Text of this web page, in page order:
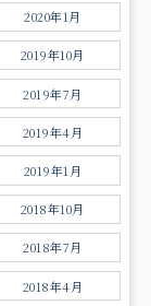
2020年1月
2019年10月
2019年7月
2019年4月
2019年1月
2018年10月
2018年7月
2018年4月